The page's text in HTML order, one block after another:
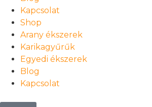
Kapcsolat
Shop
Arany ékszerek
Karikagyűrűk
Egyedi ékszerek
Blog
Kapcsolat